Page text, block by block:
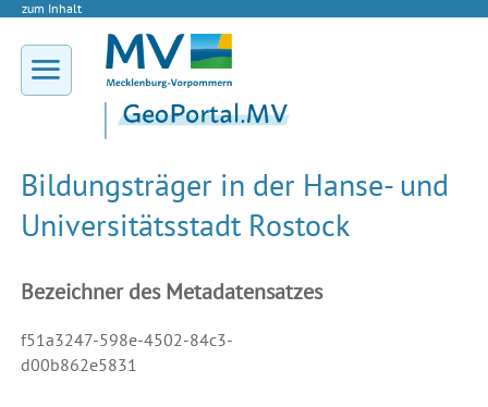
zum Inhalt
Bildungsträger in der Hanse- und
Universitätsstadt Rostock
Bezeichner des Metadatensatzes
f51a3247-598e-4502-84c3-
d00b862e5831